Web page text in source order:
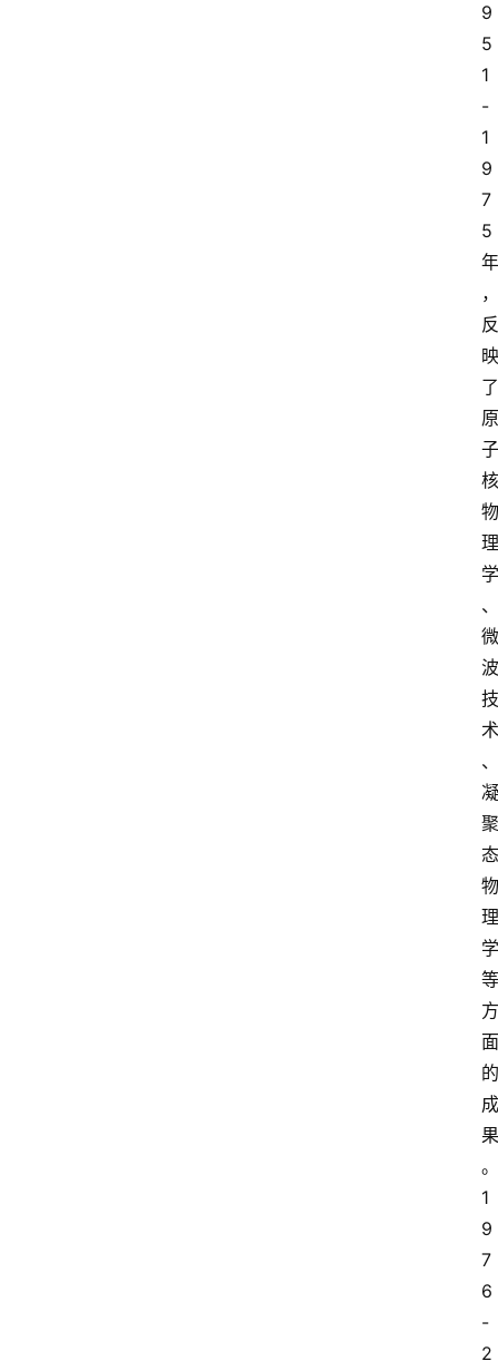
9
5
1
-
1
9
7
5
年
，
反
映
了
原
子
核
物
理
学
、
微
波
技
术
、
凝
聚
态
物
理
学
等
方
面
的
成
果
。
1
9
7
6
-
2